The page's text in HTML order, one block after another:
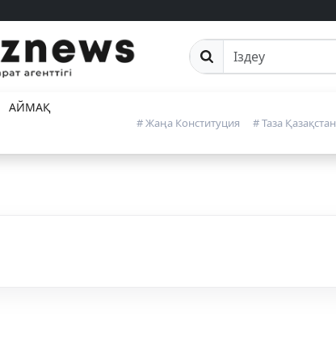
Сайттан іздеу
АЙМАҚ
# Жаңа Конституция # Таза Қазақстан